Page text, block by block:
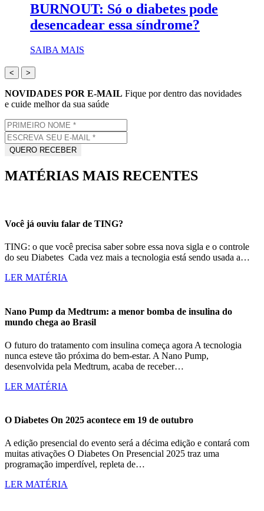
BURNOUT: Só o diabetes pode
desencadear essa síndrome?
SAIBA MAIS
< >
NOVIDADES POR E-MAIL Fique por dentro das novidades
e cuide melhor da sua saúde
MATÉRIAS MAIS RECENTES
Você já ouviu falar de TING?
TING: o que você precisa saber sobre essa nova sigla e o controle
do seu Diabetes Cada vez mais a tecnologia está sendo usada a…
LER MATÉRIA
Nano Pump da Medtrum: a menor bomba de insulina do
mundo chega ao Brasil
O futuro do tratamento com insulina começa agora A tecnologia
nunca esteve tão próxima do bem-estar. A Nano Pump,
desenvolvida pela Medtrum, acaba de receber…
LER MATÉRIA
O Diabetes On 2025 acontece em 19 de outubro
A edição presencial do evento será a décima edição e contará com
muitas ativações O Diabetes On Presencial 2025 traz uma
programação imperdível, repleta de…
LER MATÉRIA